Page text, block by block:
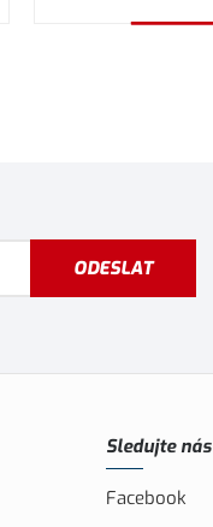
ODESLAT
Sledujte nás
Facebook